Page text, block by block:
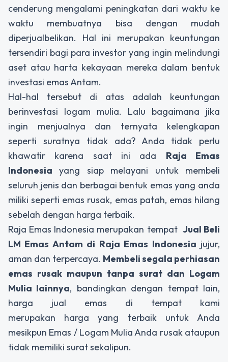
cenderung mengalami peningkatan dari waktu ke
waktu membuatnya bisa dengan mudah
diperjualbelikan. Hal ini merupakan keuntungan
tersendiri bagi para investor yang ingin melindungi
aset atau harta kekayaan mereka dalam bentuk
investasi emas Antam.
Hal-hal tersebut di atas adalah keuntungan
berinvestasi logam mulia. Lalu bagaimana jika
ingin menjualnya dan ternyata kelengkapan
seperti suratnya tidak ada? Anda tidak perlu
khawatir karena saat ini ada Raja Emas
Indonesia yang siap melayani untuk membeli
seluruh jenis dan berbagai bentuk emas yang anda
miliki seperti emas rusak, emas patah, emas hilang
sebelah dengan harga terbaik.
Raja Emas Indonesia merupakan tempat Jual Beli
LM Emas Antam di Raja Emas Indonesia jujur,
aman dan terpercaya. Membeli segala perhiasan
emas rusak maupun tanpa surat dan Logam
Mulia lainnya, bandingkan dengan tempat lain,
harga jual emas di tempat kami
merupakan harga yang terbaik untuk Anda
mesikpun Emas / Logam Mulia Anda rusak ataupun
tidak memiliki surat sekalipun.